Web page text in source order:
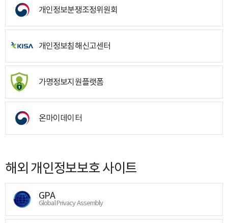
개인정보분쟁조정위원회
개인정보침해신고센터
가명정보지원플랫폼
온마이데이터
해외 개인정보보호 사이트
GPA
Global Privacy Assembly